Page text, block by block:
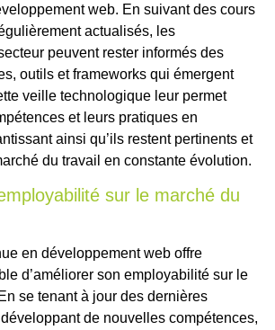
web. En suivant des cours
actualisés, les
peuvent rester informés des
outils et frameworks qui émergent
veille technologique leur permet
et leurs pratiques en
ainsi qu’ils restent pertinents et
du travail en constante évolution.
sur le marché du
en développement web offre
d’améliorer son employabilité sur le
se tenant à jour des dernières
de nouvelles compétences,